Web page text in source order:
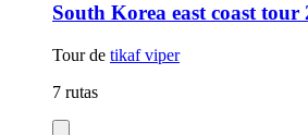
South Korea east coast tour
Tour de tikaf viper
7 rutas